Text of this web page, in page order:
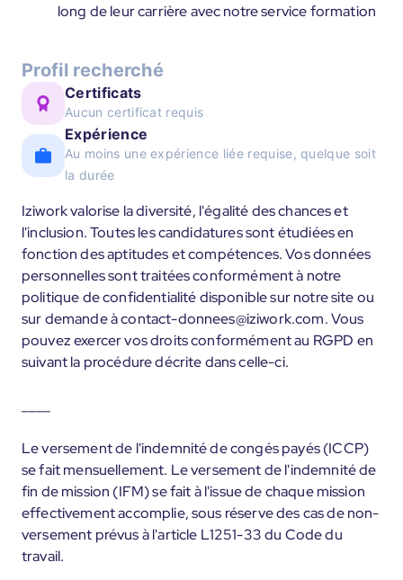
long de leur carrière avec notre service formation
Profil recherché
Certificats
Aucun certificat requis
Expérience
Au moins une expérience liée requise, quelque soit
la durée
Iziwork valorise la diversité, l'égalité des chances et
l'inclusion. Toutes les candidatures sont étudiées en
fonction des aptitudes et compétences. Vos données
personnelles sont traitées conformément à notre
politique de confidentialité disponible sur notre site ou
sur demande à contact-donnees@iziwork.com. Vous
pouvez exercer vos droits conformément au RGPD en
suivant la procédure décrite dans celle-ci.
Le versement de l'indemnité de congés payés (ICCP)
se fait mensuellement. Le versement de l'indemnité de
fin de mission (IFM) se fait à l'issue de chaque mission
effectivement accomplie, sous réserve des cas de non-
versement prévus à l'article L1251-33 du Code du
travail.